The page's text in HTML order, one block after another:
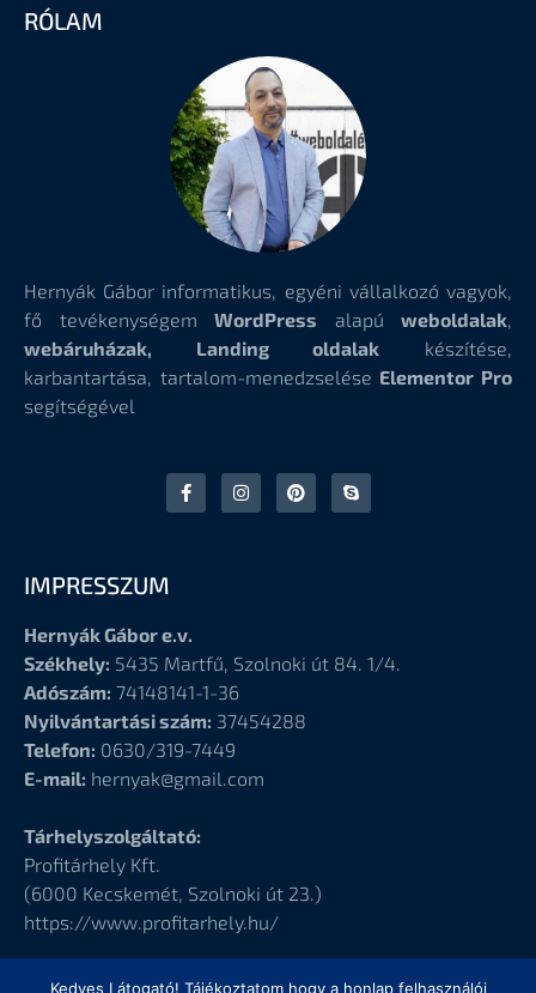
RÓLAM
Hernyák Gábor informatikus, egyéni vállalkozó vagyok,
fő tevékenységem WordPress alapú weboldalak
webáruházak, Landing oldalak készítése,
karbantartása, tartalom-menedzselése Elementor Pro
segítségével
IMPRESSZUM
Hernyák Gábor e.v.
Székhely: 5435 Martfű, Szolnoki út 84. 1/4.
Adószám: 74148141-1-36
Nyilvántartási szám: 37454288
Telefon: 0630/319-7449
E-mail: hernyak@gmail.com
Tárhelyszolgáltató:
Profitárhely Kft.
(6000 Kecskemét, Szolnoki út 23.)
https://www.profitarhely.hu/
Kedves Látogató! Tájékoztatom hogy a honlap felhasználói